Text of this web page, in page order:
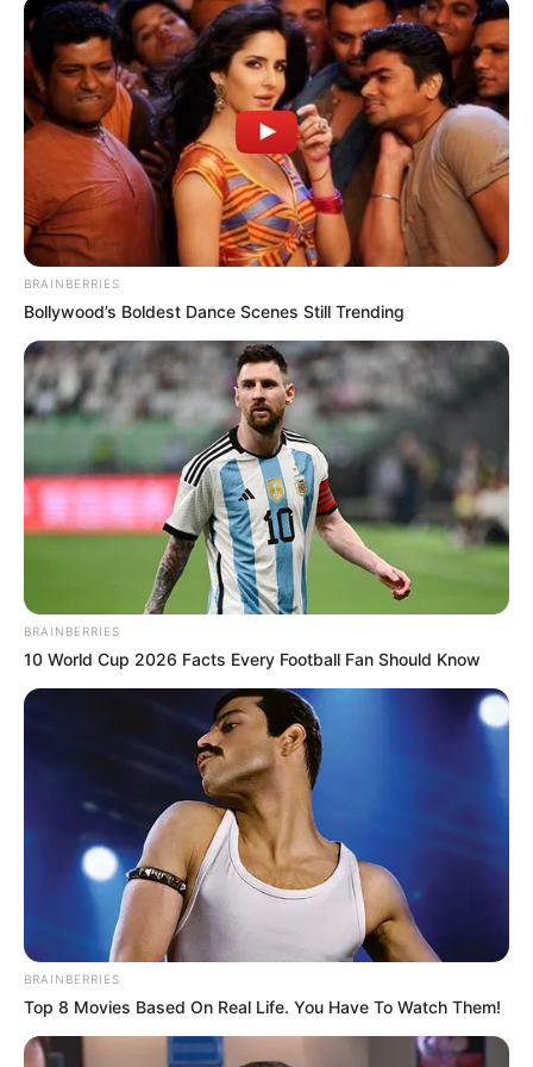
Molnár Gusztáv exe, Fazekas Vivien.
A Miss Influencer Hungaryelső zsűritagjaként
januárbanRubint Rékátmutatták be, azóta pedig
már az is kiderült, hogy
rajta kívül még Vasvári
Vivien, Balogh levente, Csuti és Kabát Peti alkotja
a zsűrit.
Opitz Barbi – tehetségkutatót már nyert, a
YouTube-ot már meghódította, most az
interneten a sor.
BRAINBERRIES
Bollywood’s Boldest Dance Scenes Still Trending
BRAINBERRIES
10 World Cup 2026 Facts Every Football Fan Should Know
BRAINBERRIES
Top 8 Movies Based On Real Life. You Have To Watch Them!